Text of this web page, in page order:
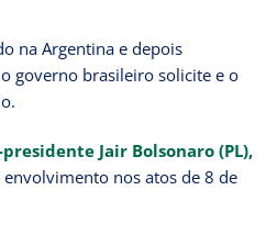
na Argentina e depois
governo brasileiro solicite e o
Jair Bolsonaro (PL),
envolvimento nos atos de 8 de